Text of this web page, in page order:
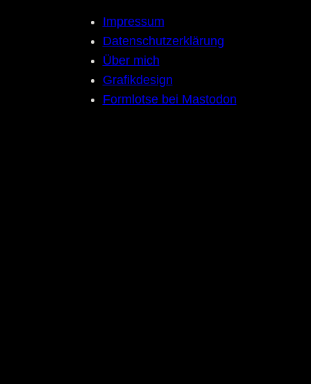
Impressum
Datenschutzerklärung
Über mich
Grafikdesign
Formlotse bei Mastodon